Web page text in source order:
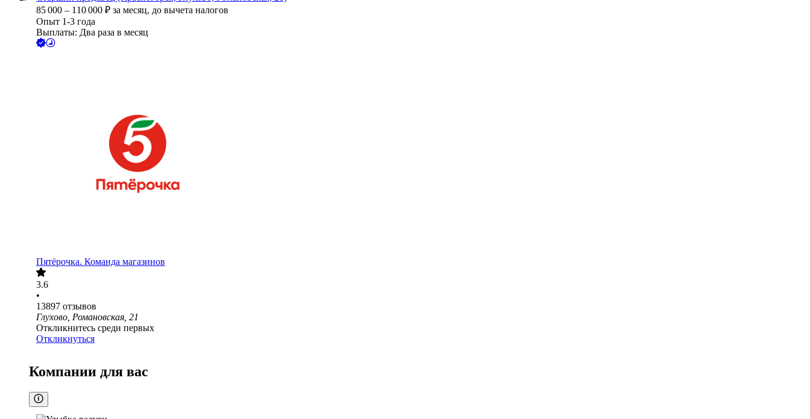
85 000 – 110 000 ₽ за месяц, до вычета налогов
Опыт 1-3 года
Выплаты: Два раза в месяц
Пятёрочка. Команда магазинов
3.6
•
13897 отзывов
Глухово, Романовская, 21
Откликнитесь среди первых
Откликнуться
Компании для вас